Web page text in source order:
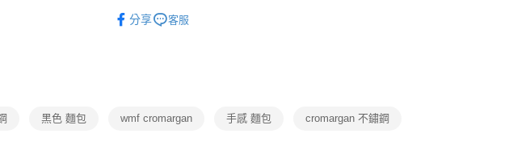
分享 客服
黑色 麵包 wmf cromargan 手感 麵包 cromargan 不鏽鋼